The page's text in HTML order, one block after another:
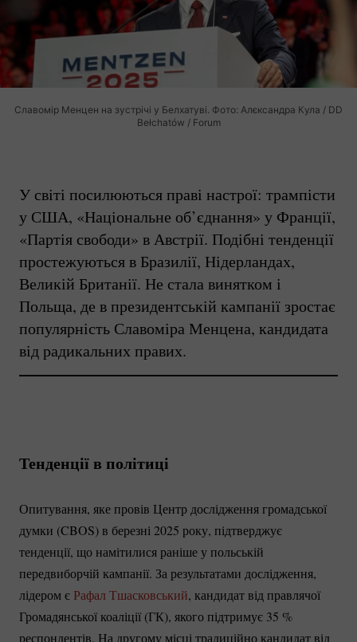
Славомір Менцен на зустрічі у Белхатуві. Фото: Алєксандра Кула / DD
Bełchatów / Forum
У світі посилюються праві настрої: трампісти
у США, «Національне об’єднання» у Франції,
«Партія свободи» в Австрії. Подібні тенденції
простежуються в Бразилії, Нідерландах,
Великій Британії. Не стала винятком і
Польща, де в президентській кампанії зростає
популярність Славоміра Менцена, кандидата
від радикальних правих.
Тенденції в політиці
Опитування, яке провів Центр дослідження громадської
думки (CBOS) в березні 2025 року, підтверджує
тенденції, що намітилися раніше у польській
передвиборчій кампанії. За результатами дослідження,
лідером є Рафал Тшасковський, кандидат від правлячої
Громадянської коаліції (ГК), якого підтримує 35 %
респондентів. На другому місці традиційно кандидат від